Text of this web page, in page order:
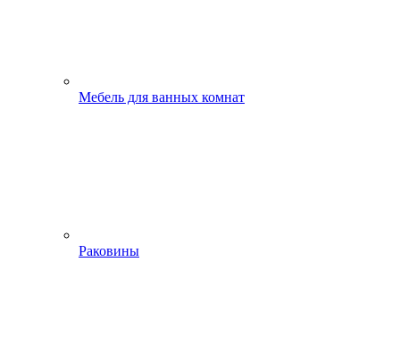
Мебель для ванных комнат
Раковины